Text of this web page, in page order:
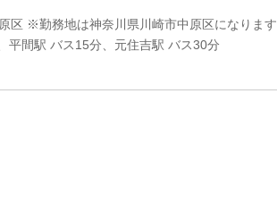
区 ※勤務地は神奈川県川崎市中原区になります
平間駅 バス15分、元住吉駅 バス30分